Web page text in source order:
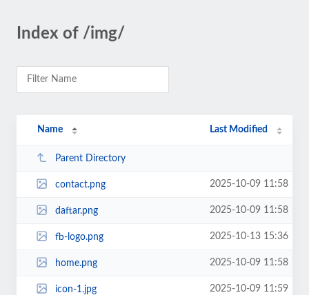
Index of /img/
Name Last Modified
Parent Directory
contact.png 2025-10-09 11:58
daftar.png 2025-10-09 11:58
fb-logo.png 2025-10-13 15:36
home.png 2025-10-09 11:58
icon-1.jpg 2025-10-09 11:59